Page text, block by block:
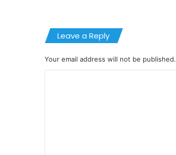
Leave a Reply
Your email address will not be published.